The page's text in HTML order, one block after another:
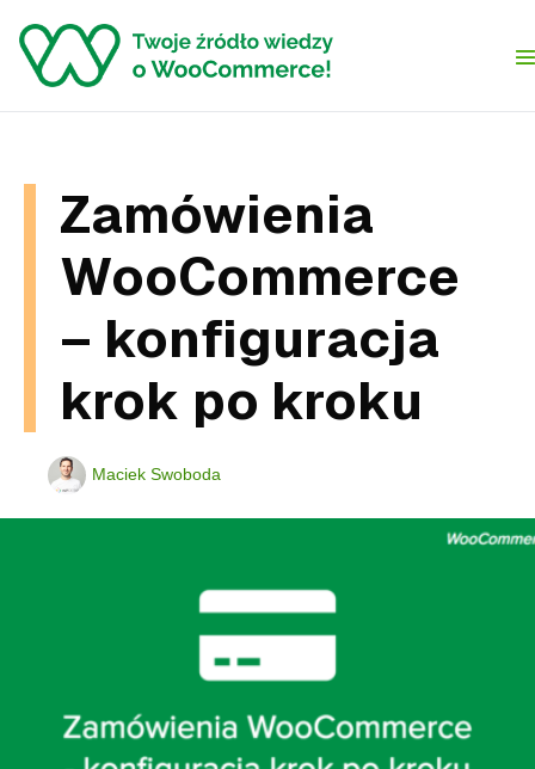
Zamówienia
WooCommerce
– konfiguracja
krok po kroku
Maciek Swoboda